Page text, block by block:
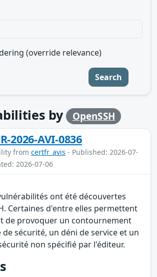
(override relevance)
Search
by OpenSSH
2026-AVI-0836
from certfr_avis - Published: 2026-07-
2026-07-06
ont été découvertes
Certaines d'entre elles permettent
de provoquer un contournement
sécurité, un déni de service et un
non spécifié par l'éditeur.